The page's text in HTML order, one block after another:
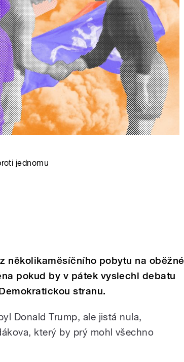
jednomu
několikaměsíčního pobytu na oběžné
pokud by v pátek vyslechl debatu
stranu.
Donald Trump, ale jistá nula,
který by prý mohl všechno